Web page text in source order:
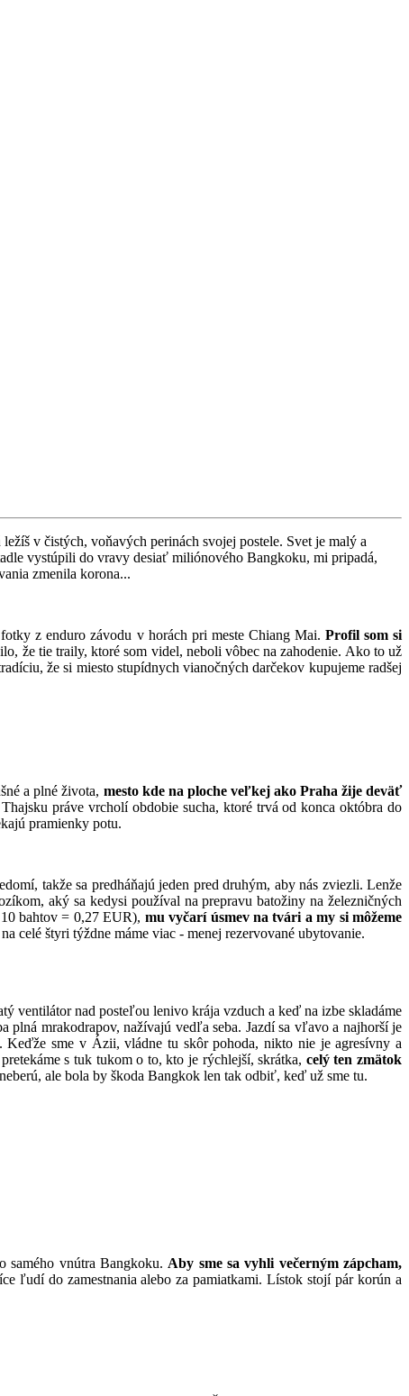
v čistých, voňavých perinách svojej postele. Svet je malý a
vystúpili do vravy desiať miliónového Bangkoku, mi pripadá,
zmenila korona...
z enduro závodu v horách pri meste Chiang Mai. Profil som si
že tie traily, ktoré som videl, neboli vôbec na zahodenie. Ako to už
že si miesto stupídnych vianočných darčekov kupujeme radšej
a plné života, mesto kde na ploche veľkej ako Praha žije deväť
práve vrcholí obdobie sucha, ktoré trvá od konca októbra do
pramienky potu.
takže sa predháňajú jeden pred druhým, aby nás zviezli. Lenže
aký sa kedysi používal na prepravu batožiny na železničných
bahtov = 0,27 EUR), mu vyčarí úsmev na tvári a my si môžeme
celé štyri týždne máme viac - menej rezervované ubytovanie.
ventilátor nad posteľou lenivo krája vzduch a keď na izbe skladáme
mrakodrapov, nažívajú vedľa seba. Jazdí sa vľavo a najhorší je
sme v Ázii, vládne tu skôr pohoda, nikto nie je agresívny a
s tuk tukom o to, kto je rýchlejší, skrátka, celý ten zmätok
ale bola by škoda Bangkok len tak odbiť, keď už sme tu.
samého vnútra Bangkoku. Aby sme sa vyhli večerným zápcham,
ľudí do zamestnania alebo za pamiatkami. Lístok stojí pár korún a